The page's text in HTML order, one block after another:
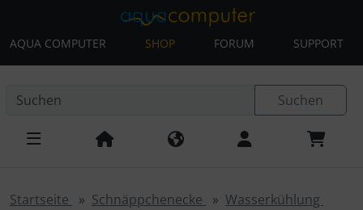
AQUA COMPUTER SHOP FORUM SUPPORT
Springe zum Inhalt
Suchen
Startseite Schnäppchenecke
Wasserkühlung